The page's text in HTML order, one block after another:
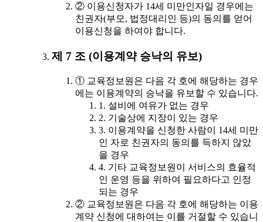
② 이용신청자가 14세 미만인자일 경우에는
친권자(부모, 법정대리인 등)의 동의를 얻어
이용신청을 하여야 합니다.
제 7 조 (이용계약 승낙의 유보)
① 교육정보원은 다음 각 호에 해당하는 경우
에는 이용계약의 승낙을 유보할 수 있습니다.
1. 설비에 여유가 없는 경우
2. 기술상에 지장이 있는 경우
3. 이용계약을 신청한 사람이 14세 미만
인 자로 친권자의 동의를 득하지 않았
을 경우
4. 기타 교육정보원이 서비스의 효율적
인 운영 등을 위하여 필요하다고 인정
되는 경우
② 교육정보원은 다음 각 호에 해당하는 이용
계약 신청에 대하여는 이를 거절할 수 있습니